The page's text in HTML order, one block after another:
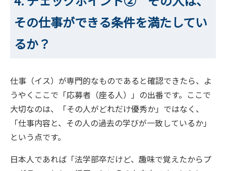
その仕事ができる条件を満たしてい
るか？
仕事（イス）が専門的なものであると確認できたら、よ
うやくここで「応募者（座る人）」の出番です。ここで
大切なのは、「その人がどれだけ優秀か」ではなく、
「仕事内容と、その人の過去の学びが一致しているか」
という点です。
日本人であれば「法学部卒だけど、趣味で覚えたからプ